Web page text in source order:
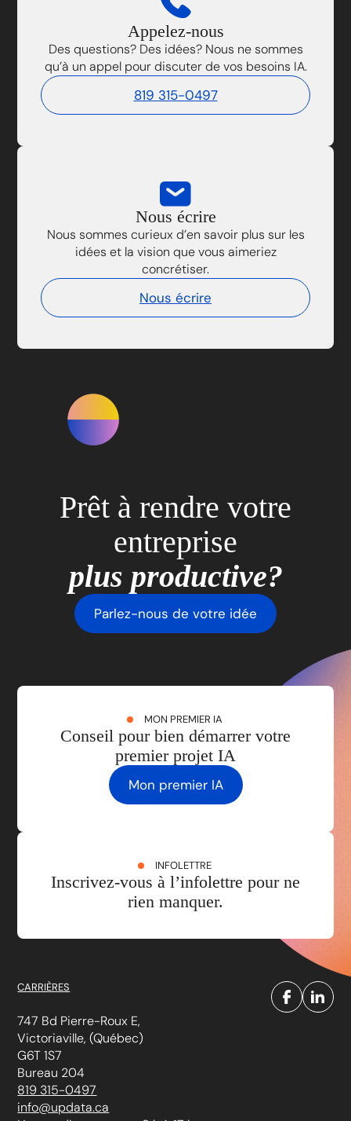
Appelez-nous
Des questions? Des idées? Nous ne sommes
qu’à un appel pour discuter de vos besoins IA.
819 315-0497
Nous écrire
Nous sommes curieux d’en savoir plus sur les
idées et la vision que vous aimeriez
concrétiser.
Nous écrire
Prêt à rendre votre
entreprise
plus productive?
Parlez-nous de votre idée
MON PREMIER IA
Conseil pour bien démarrer votre
premier projet IA
Mon premier IA
INFOLETTRE
Inscrivez-vous à l’infolettre pour ne
rien manquer.
CARRIÈRES
747 Bd Pierre-Roux E,
Victoriaville, (Québec)
G6T 1S7
Bureau 204
819 315-0497
info@updata.ca